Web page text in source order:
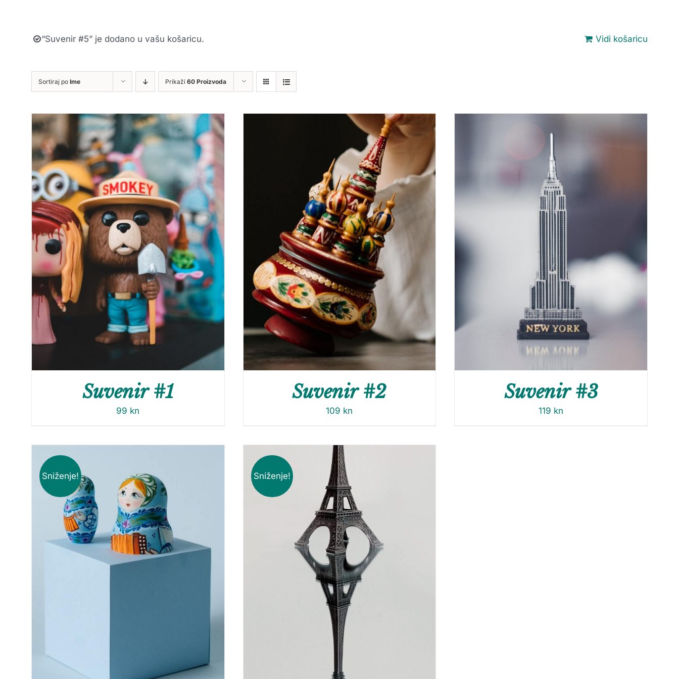
Vidi košaricu
“Suvenir #5” je dodano u vašu košaricu.
Sortiraj po Ime Prikaži 60 Proizvoda
Suvenir #1
99 kn
Suvenir #2
109 kn
Suvenir #3
119 kn
Sniženje! Sniženje!